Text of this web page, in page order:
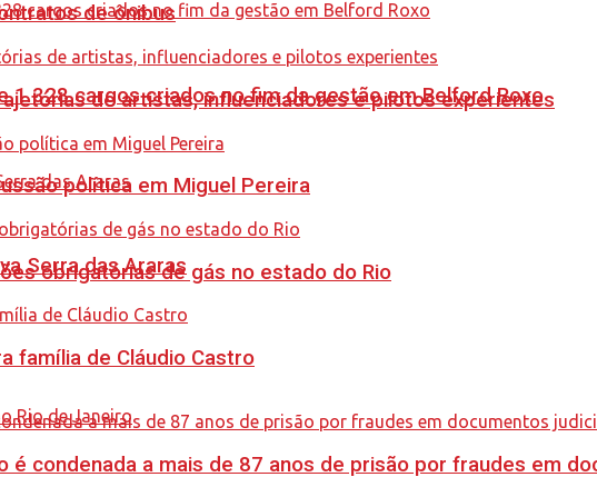
1.328 cargos criados no fim da gestão em Belford Roxo
Serra das Araras
de ônibus
de artistas, influenciadores e pilotos experientes
política em Miguel Pereira
obrigatórias de gás no estado do Rio
família de Cláudio Castro
é condenada a mais de 87 anos de prisão por fraudes em